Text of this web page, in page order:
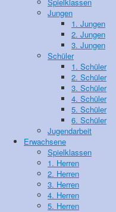
Jungen
1. Jungen
2. Jungen
3. Jungen
Schüler
1. Schüler
2. Schüler
3. Schüler
4. Schüler
5. Schüler
6. Schüler
Jugendarbeit
Erwachsene
Spielklassen
1. Herren
2. Herren
3. Herren
4. Herren
5. Herren